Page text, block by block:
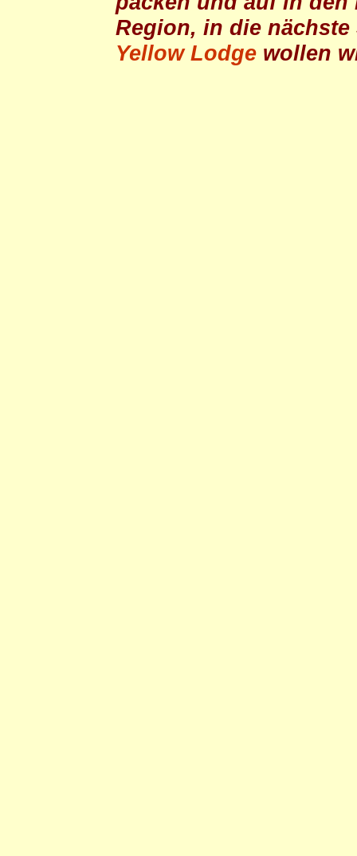
Region, in die
Yellow Lodge wollen